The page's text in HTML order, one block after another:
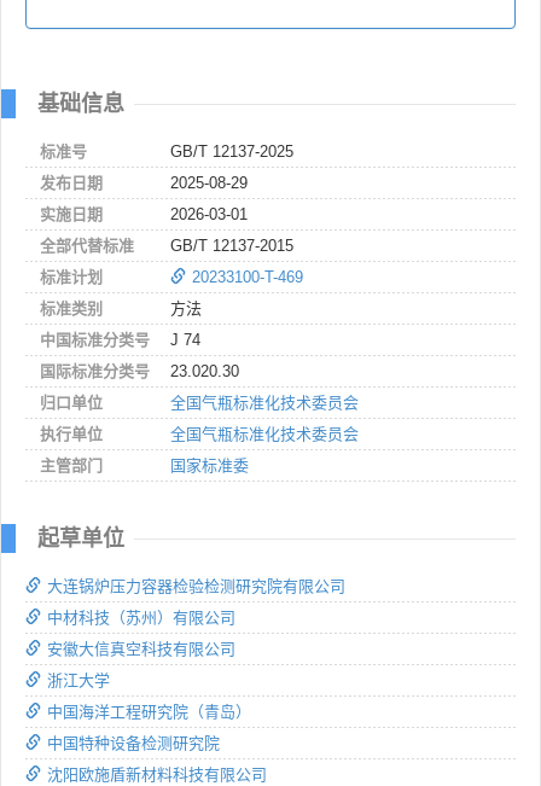
基础信息
标准号
GB/T 12137-2025
发布日期
2025-08-29
实施日期
2026-03-01
全部代替标准
GB/T 12137-2015
标准计划
20233100-T-469
标准类别
方法
中国标准分类号
J 74
国际标准分类号
23.020.30
归口单位
全国气瓶标准化技术委员会
执行单位
全国气瓶标准化技术委员会
主管部门
国家标准委
起草单位
大连锅炉压力容器检验检测研究院有限公司
中材科技（苏州）有限公司
安徽大信真空科技有限公司
浙江大学
中国海洋工程研究院（青岛）
中国特种设备检测研究院
沈阳欧施盾新材料科技有限公司